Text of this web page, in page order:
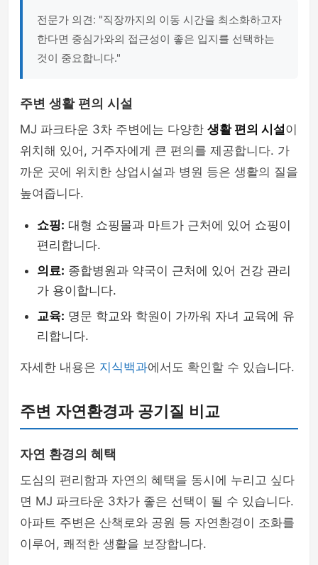
전문가 의견: "직장까지의 이동 시간을 최소화하고자
한다면 중심가와의 접근성이 좋은 입지를 선택하는
것이 중요합니다."
주변 생활 편의 시설
MJ 파크타운 3차 주변에는 다양한 생활 편의 시설이
위치해 있어, 거주자에게 큰 편의를 제공합니다. 가
까운 곳에 위치한 상업시설과 병원 등은 생활의 질을
높여줍니다.
쇼핑: 대형 쇼핑몰과 마트가 근처에 있어 쇼핑이
편리합니다.
의료: 종합병원과 약국이 근처에 있어 건강 관리
가 용이합니다.
교육: 명문 학교와 학원이 가까워 자녀 교육에 유
리합니다.
자세한 내용은 지식백과에서도 확인할 수 있습니다.
주변 자연환경과 공기질 비교
자연 환경의 혜택
도심의 편리함과 자연의 혜택을 동시에 누리고 싶다
면 MJ 파크타운 3차가 좋은 선택이 될 수 있습니다.
아파트 주변은 산책로와 공원 등 자연환경이 조화를
이루어, 쾌적한 생활을 보장합니다.